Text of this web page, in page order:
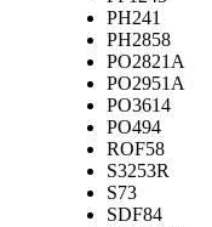
PH241
PH2858
PO2821A
PO2951A
PO3614
PO494
ROF58
S3253R
S73
SDF84